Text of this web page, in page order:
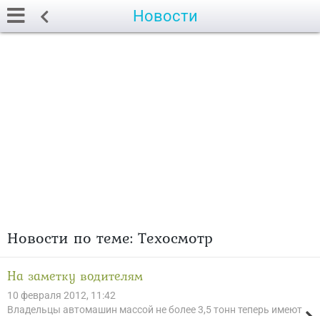
Новости
Новости по теме: Техосмотр
На заметку водителям
10 февраля 2012, 11:42
Владельцы автомашин массой не более 3,5 тонн теперь имеют